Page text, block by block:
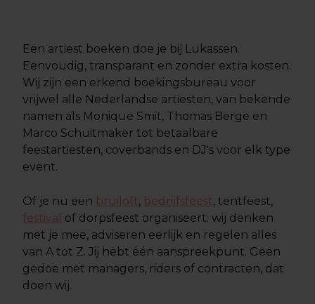
Een artiest boeken doe je bij Lukassen.
Eenvoudig, transparant en zonder extra kosten.
Wij zijn een erkend boekingsbureau voor
vrijwel alle Nederlandse artiesten, van bekende
namen als Monique Smit, Thomas Berge en
Marco Schuitmaker tot betaalbare
feestartiesten, coverbands en DJ's voor elk type
event.
Of je nu een bruiloft, bedrijfsfeest, tentfeest,
festival of dorpsfeest organiseert: wij denken
met je mee, adviseren eerlijk en regelen alles
van A tot Z. Jij hebt één aanspreekpunt. Geen
gedoe met managers, riders of contracten, dat
doen wij.